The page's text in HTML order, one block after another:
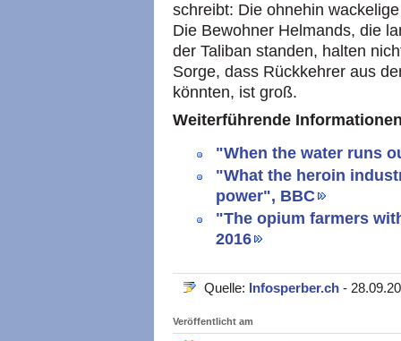
schreibt: Die ohnehin
Die Bewohner Helmands, die
der Taliban standen, halten
Sorge, dass Rückkehrer aus
könnten, ist groß.
Weiterführende
"When the water runs
"What the heroin
power", BBC
"The opium farmers
2016
Quelle: Infosperber.ch -
Veröffentlicht am